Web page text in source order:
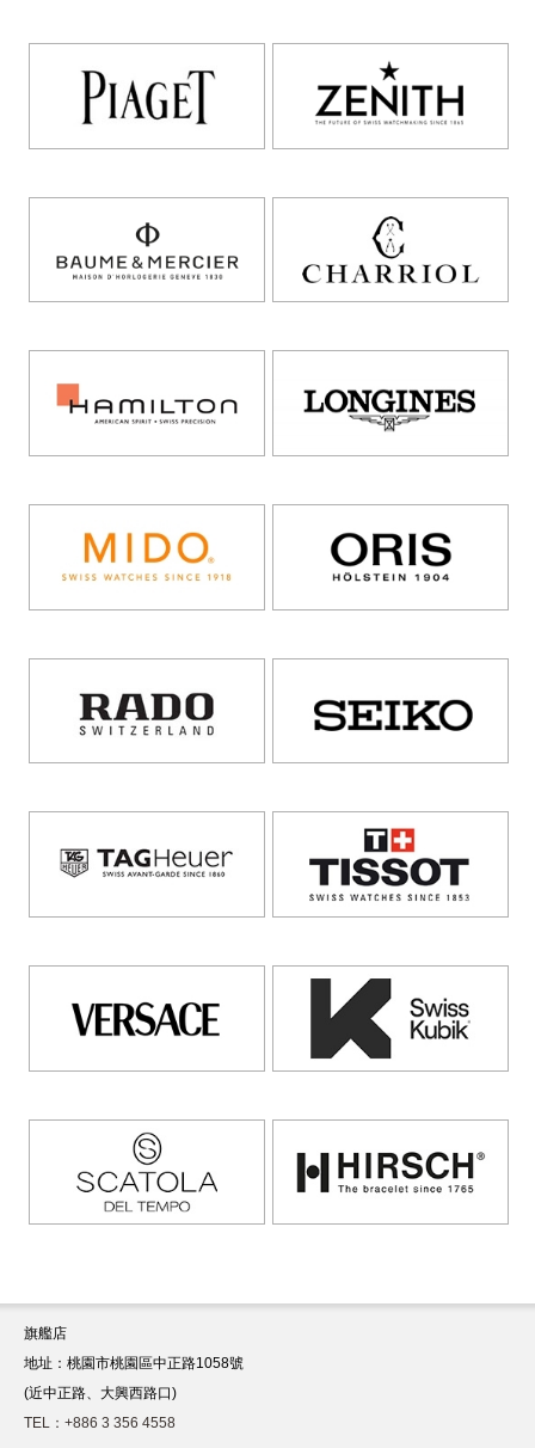
旗艦店
地址：桃園市桃園區中正路1058號
(近中正路、大興西路口)
TEL：+886 3 356 4558